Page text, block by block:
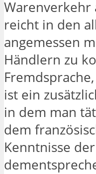
reicht in den
angemessen
Händlern zu
ist ein
in dem man
dem
Kenntnisse